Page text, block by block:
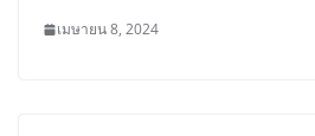
เมษายน 8, 2024